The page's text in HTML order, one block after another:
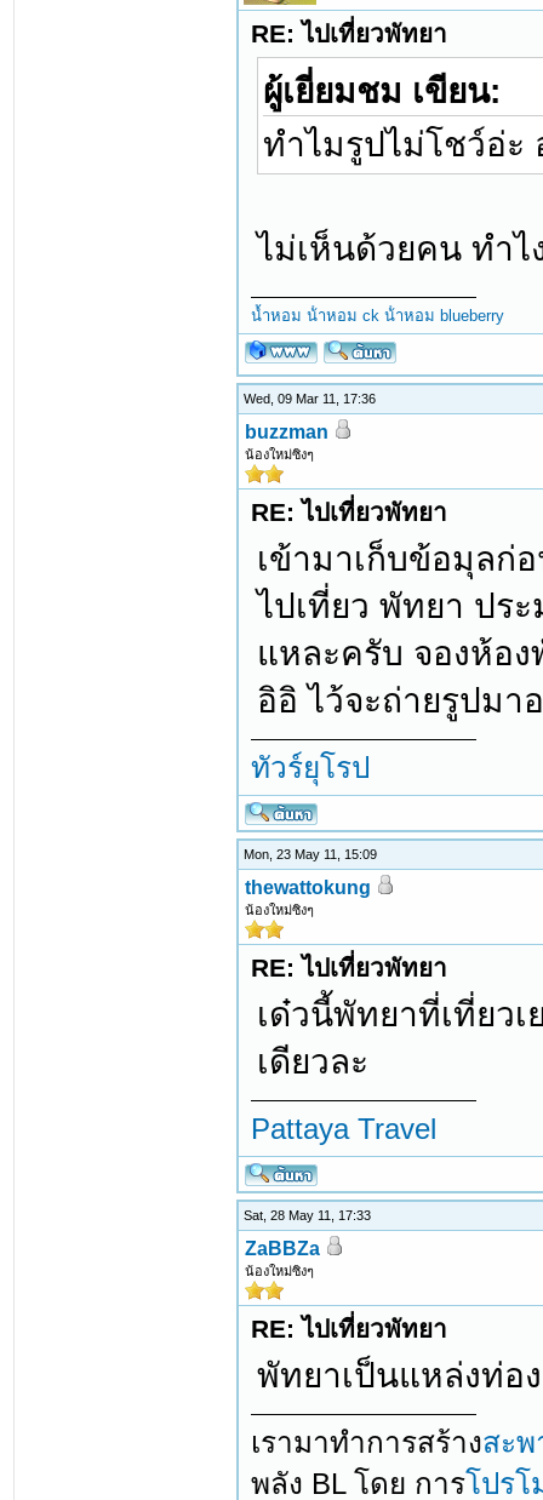
RE: ไปเที่ยวพัทยา
ผู้เยี่ยมชม เขียน:
ทำไมรูปไม่โชว์อ่ะ
ไม่เห็นด้วยคน ทำ
น้ำหอม น้ําหอม ck น้ําหอม blueberry
Wed, 09 Mar 11, 17:36
buzzman
น้องใหม่ซิงๆ
RE: ไปเที่ยวพัทยา
เข้ามาเก็บข้อมุลก่
ไปเที่ยว พัทยา ปร
แหละครับ จองห้อง
อิอิ ไว้จะถ่ายรูปมา
ทัวร์ยุโรป
Mon, 23 May 11, 15:09
thewattokung
น้องใหม่ซิงๆ
RE: ไปเที่ยวพัทยา
เด๋วนี้พัทยาที่เที่ยว
เดียวละ
Pattaya Travel
Sat, 28 May 11, 17:33
ZaBBZa
น้องใหม่ซิงๆ
RE: ไปเที่ยวพัทยา
พัทยาเป็นแหล่งท่อ
เรามาทำการสร้างสะ
พลัง BL โดย การโปรโ